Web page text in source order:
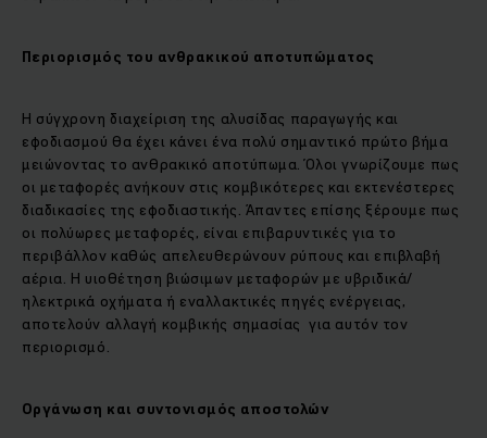
Περιορισμός του ανθρακικού αποτυπώματος
Η σύγχρονη διαχείριση της αλυσίδας παραγωγής και
εφοδιασμού θα έχει κάνει ένα πολύ σημαντικό πρώτο βήμα
μειώνοντας το ανθρακικό αποτύπωμα. Όλοι γνωρίζουμε πως
οι μεταφορές ανήκουν στις κομβικότερες και εκτενέστερες
διαδικασίες της εφοδιαστικής. Άπαντες επίσης ξέρουμε πως
οι πολύωρες μεταφορές, είναι επιβαρυντικές για το
περιβάλλον καθώς απελευθερώνουν ρύπους και επιβλαβή
αέρια. Η υιοθέτηση βιώσιμων μεταφορών με υβριδικά/
ηλεκτρικά οχήματα ή εναλλακτικές πηγές ενέργειας,
αποτελούν αλλαγή κομβικής σημασίας για αυτόν τον
περιορισμό.
Οργάνωση και συντονισμός αποστολών